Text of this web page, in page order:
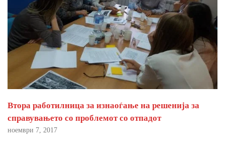
Втора работилница за изнаоѓање на решенија за
справувањето со проблемот со отпадот
ноември 7, 2017